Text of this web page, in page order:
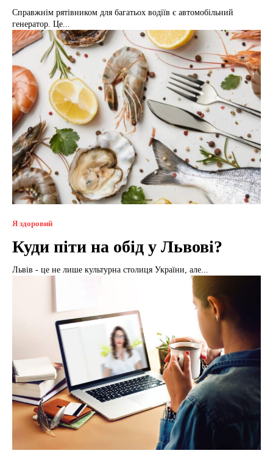
Справжнім рятівником для багатьох водіїв є автомобільний
генератор. Це...
Я здоровий
Куди піти на обід у Львові?
Львів - це не лише культурна столиця України, але...